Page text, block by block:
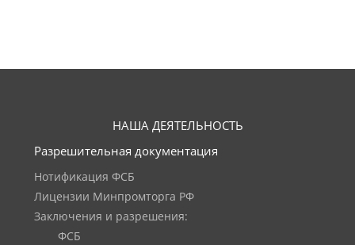
НАША ДЕЯТЕЛЬНОСТЬ
Разрешительная документация
Нотификация ФСБ
Лицензии Минпромторга РФ
Заключения и разрешения:
ФСБ